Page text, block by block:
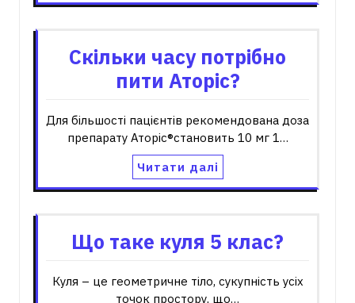
Скільки часу потрібно
пити Аторіс?
Для більшості пацієнтів рекомендована доза
препарату Аторіс®становить 10 мг 1…
Читати далі
Що таке куля 5 клас?
Куля – це геометричне тіло, сукупність усіх
точок простору, що…